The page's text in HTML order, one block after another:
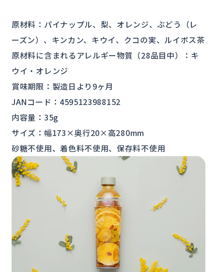
原材料：パイナップル、梨、オレンジ、ぶどう（レ
ーズン）、キンカン、キウイ、クコの実、ルイボス茶
原材料に含まれるアレルギー物質（28品目中）： キ
ウイ・オレンジ
賞味期限：製造日より9ヶ月
JANコード：4595123988152
内容量：35g
サイズ：幅173×奥行20×高280mm
砂糖不使用、着色料不使用、保存料不使用